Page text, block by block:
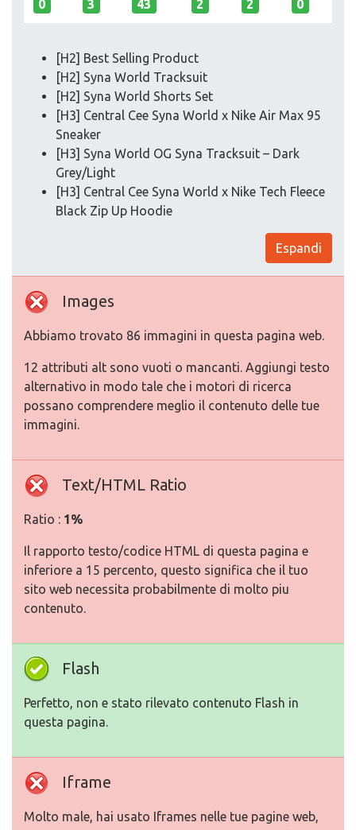
0 3 43 2 2 0
[H2] Best Selling Product
[H2] Syna World Tracksuit
[H2] Syna World Shorts Set
[H3] Central Cee Syna World x Nike Air Max 95
Sneaker
[H3] Syna World OG Syna Tracksuit – Dark
Grey/Light
[H3] Central Cee Syna World x Nike Tech Fleece
Black Zip Up Hoodie
Espandi
Images
Abbiamo trovato 86 immagini in questa pagina web.
12 attributi alt sono vuoti o mancanti. Aggiungi testo
alternativo in modo tale che i motori di ricerca
possano comprendere meglio il contenuto delle tue
immagini.
Text/HTML Ratio
Ratio : 1%
Il rapporto testo/codice HTML di questa pagina e
inferiore a 15 percento, questo significa che il tuo
sito web necessita probabilmente di molto piu
contenuto.
Flash
Perfetto, non e stato rilevato contenuto Flash in
questa pagina.
Iframe
Molto male, hai usato Iframes nelle tue pagine web,